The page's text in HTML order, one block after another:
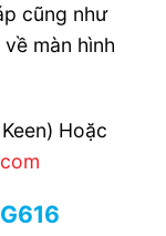
cũng như
màn hình
Hoặc